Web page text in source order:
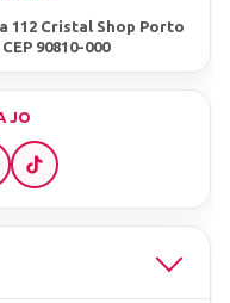
112 Cristal Shop Porto
90810-000
JO